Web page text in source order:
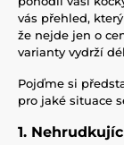
vás přehled,
že nejde jen o
varianty vydrží
Pojďme si
pro jaké situace
1.